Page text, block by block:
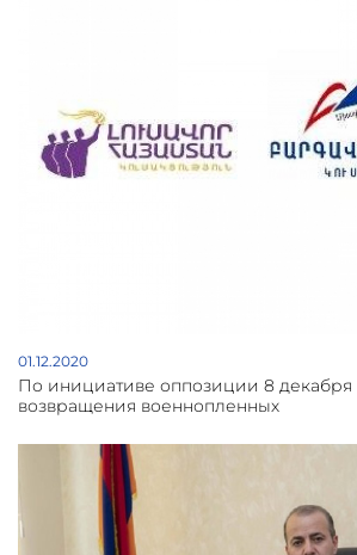
01.12.2020
По инициативе оппозиции 8 декабря
возвращения военнопленных